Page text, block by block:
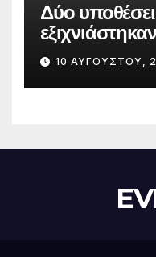
Δύο
Τέσσερα
10 ΑΥΓΟΎΣΤΟΥ,